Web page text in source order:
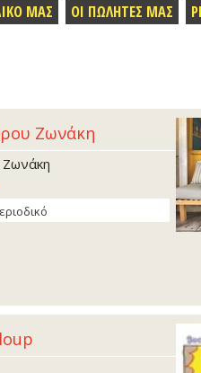
ΜΑΣ ΟΙ ΠΩΛΗΤΕΣ ΜΑΣ
Ζωνάκη